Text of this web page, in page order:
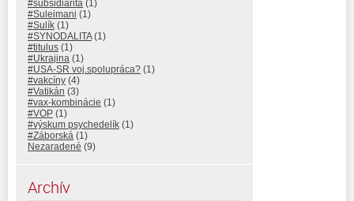
#subsidiarita (1)
#Suleimani (1)
#Sulík (1)
#SYNODALITA(1)
#titulus (1)
#Ukrajina (1)
#USA-SR voj.spolupráca? (1)
#vakcíny (4)
#Vatikán (3)
#vax-kombinácie (1)
#VOP (1)
#výskum psychedelík (1)
#Záborská (1)
Nezaradené (9)
Archív